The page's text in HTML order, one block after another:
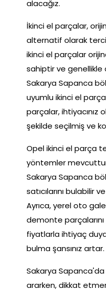
alacağız.
İkinci el parçalar,
alternatif olarak
ikinci el parçalar
sahiptir ve genellikle
Sakarya Sapanca
uyumlu ikinci el
parçalar, ihtiyacınız
şekilde seçilmiş ve
Opel ikinci el parça
yöntemler
Sakarya Sapanca
satıcılarını bulabilir
Ayrıca, yerel oto
demonte
fiyatlarla ihtiyaç
bulma şansınız artar.
Sakarya Sapanca'da
ararken, dikkat